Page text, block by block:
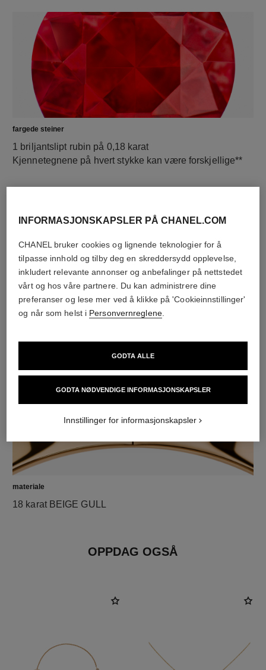
fargede steiner
1 briljantslipt rubin på 0,18 karat
Kjennetegnene på hvert stykke kan være forskjellige**
diamanter
materiale
18 karat BEIGE GULL
OPPDAG OGSÅ
INFORMASJONSKAPSLER PÅ CHANEL.COM
CHANEL bruker cookies og lignende teknologier for å
tilpasse innhold og tilby deg en skreddersydd opplevelse,
inkludert relevante annonser og anbefalinger på nettstedet
vårt og hos våre partnere. Du kan administrere dine
preferanser og lese mer ved å klikke på 'Cookieinnstillinger'
og når som helst i Personvernreglene.
GODTA NØDVENDIGE INFORMASJONSKAPSLER
GODTA ALLE
Innstillinger for informasjonskapsler